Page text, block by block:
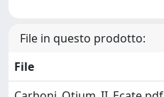
File in questo prodotto:
File